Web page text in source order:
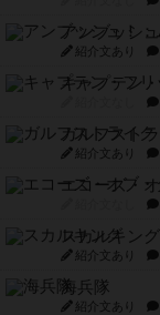
アンブッシ
紹介文あり
キャプテン
ガルフスト
紹介文あり
エコーズ・
スカルキング
紹介文あり
海兵隊
紹介文あり